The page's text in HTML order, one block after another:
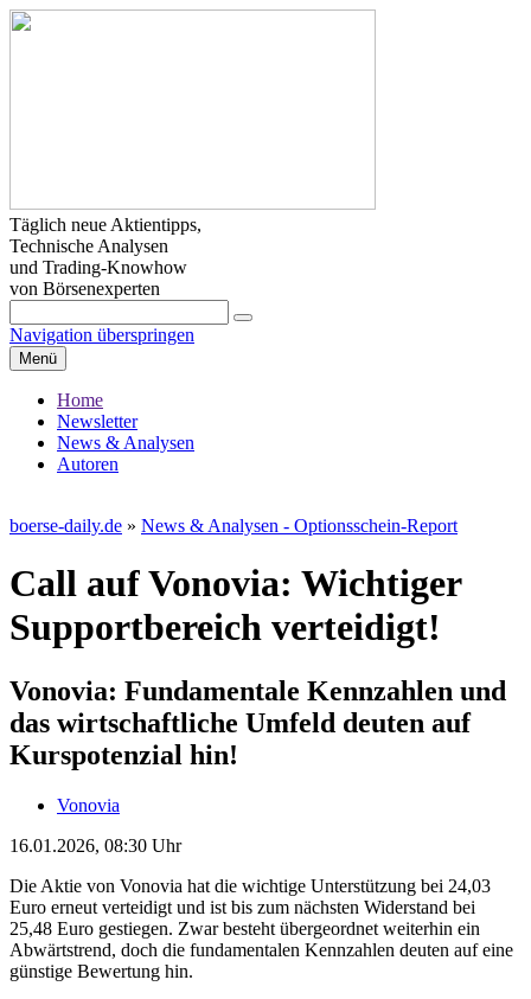
Täglich neue Aktientipps,
Technische Analysen
und Trading-Knowhow
von Börsenexperten
Navigation überspringen
Menü
Home
Newsletter
News & Analysen
Autoren
boerse-daily.de » News & Analysen - Optionsschein-Report
Call auf Vonovia: Wichtiger
Supportbereich verteidigt!
Vonovia: Fundamentale Kennzahlen und
das wirtschaftliche Umfeld deuten auf
Kurspotenzial hin!
Vonovia
16.01.2026, 08:30 Uhr
Die Aktie von Vonovia hat die wichtige Unterstützung bei 24,03
Euro erneut verteidigt und ist bis zum nächsten Widerstand bei
25,48 Euro gestiegen. Zwar besteht übergeordnet weiterhin ein
Abwärtstrend, doch die fundamentalen Kennzahlen deuten auf eine
günstige Bewertung hin.